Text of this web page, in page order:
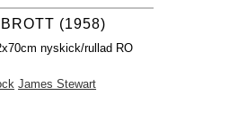
(1958)
nyskick/rullad RO
James Stewart